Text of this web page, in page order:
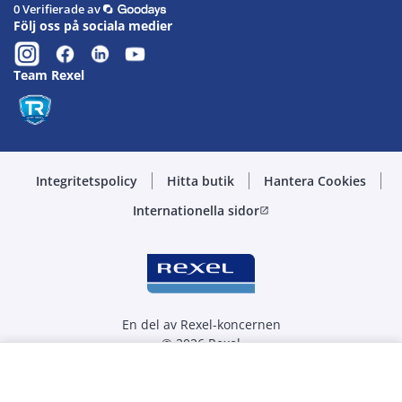
0 Verifierade av
Följ oss på sociala medier
Team Rexel
Integritetspolicy Hitta butik
Hantera Cookies
Internationella sidoropen_in_new
En del av Rexel-koncernen
© 2026 Rexel